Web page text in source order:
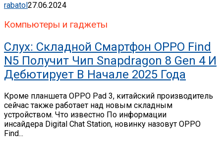
rabatol 27.06.2024
Компьютеры и гаджеты
Слух: Складной Смартфон OPPO Find
N5 Получит Чип Snapdragon 8 Gen 4 И
Дебютирует В Начале 2025 Года
Кроме планшета OPPO Pad 3, китайский производитель
сейчас также работает над новым складным
устройством. Что известно По информации
инсайдера Digital Chat Station, новинку назовут OPPO
Find...